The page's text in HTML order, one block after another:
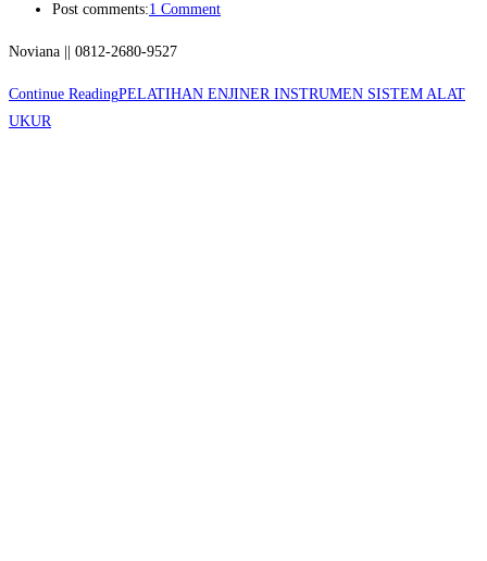
Post comments:1 Comment
Noviana || 0812-2680-9527
Continue ReadingPELATIHAN ENJINER INSTRUMEN SISTEM ALAT
UKUR